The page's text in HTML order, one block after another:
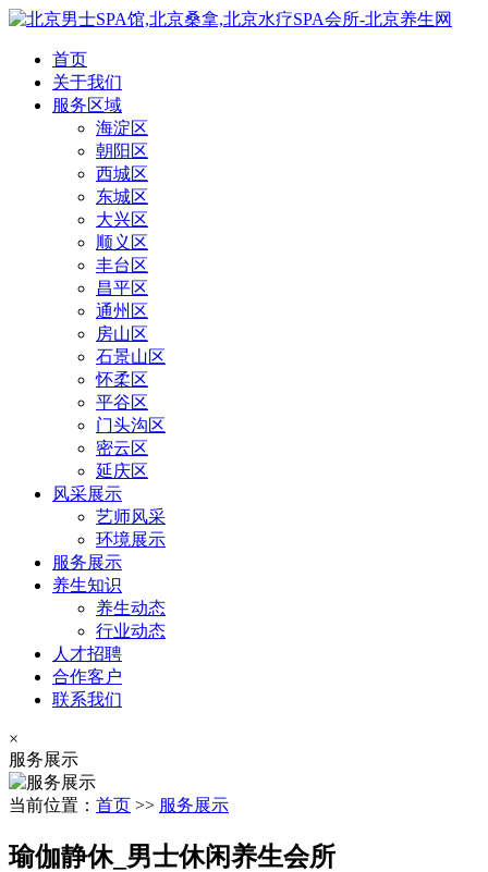
首页
关于我们
服务区域
海淀区
朝阳区
西城区
东城区
大兴区
顺义区
丰台区
昌平区
通州区
房山区
石景山区
怀柔区
平谷区
门头沟区
密云区
延庆区
风采展示
艺师风采
环境展示
服务展示
养生知识
养生动态
行业动态
人才招聘
合作客户
联系我们
×
服务展示
当前位置： 首页 >> 服务展示
瑜伽静休_男士休闲养生会所